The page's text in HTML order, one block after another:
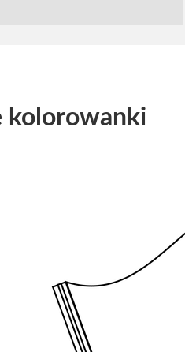
kolorowanki